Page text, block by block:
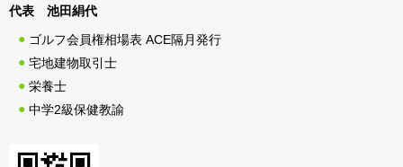
代表 池田絹代
ゴルフ会員権相場表 ACE隔月発行
宅地建物取引士
栄養士
中学2級保健教諭